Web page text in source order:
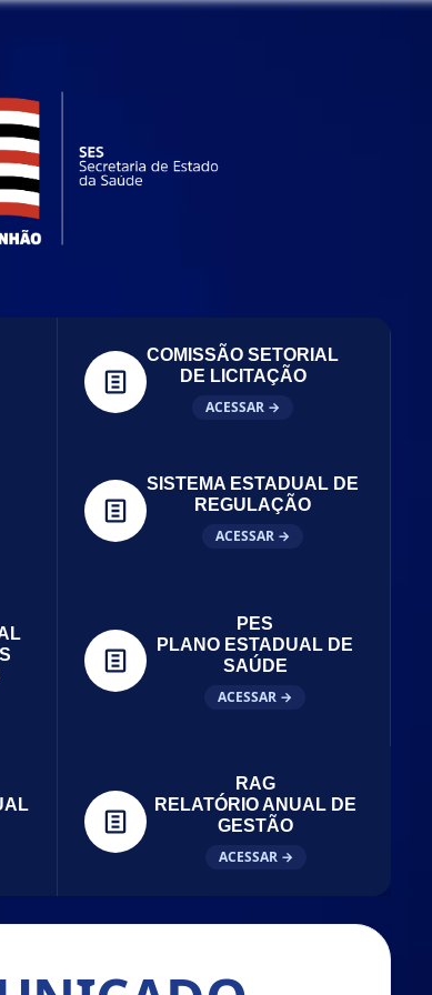
COMISSÃO SETORIAL
DE LICITAÇÃO
ACESSAR →
SISTEMA ESTADUAL DE
REGULAÇÃO
ACESSAR →
PES
PLANO ESTADUAL DE
SAÚDE
ACESSAR →
RAG
RELATÓRIO ANUAL DE
GESTÃO
ACESSAR →